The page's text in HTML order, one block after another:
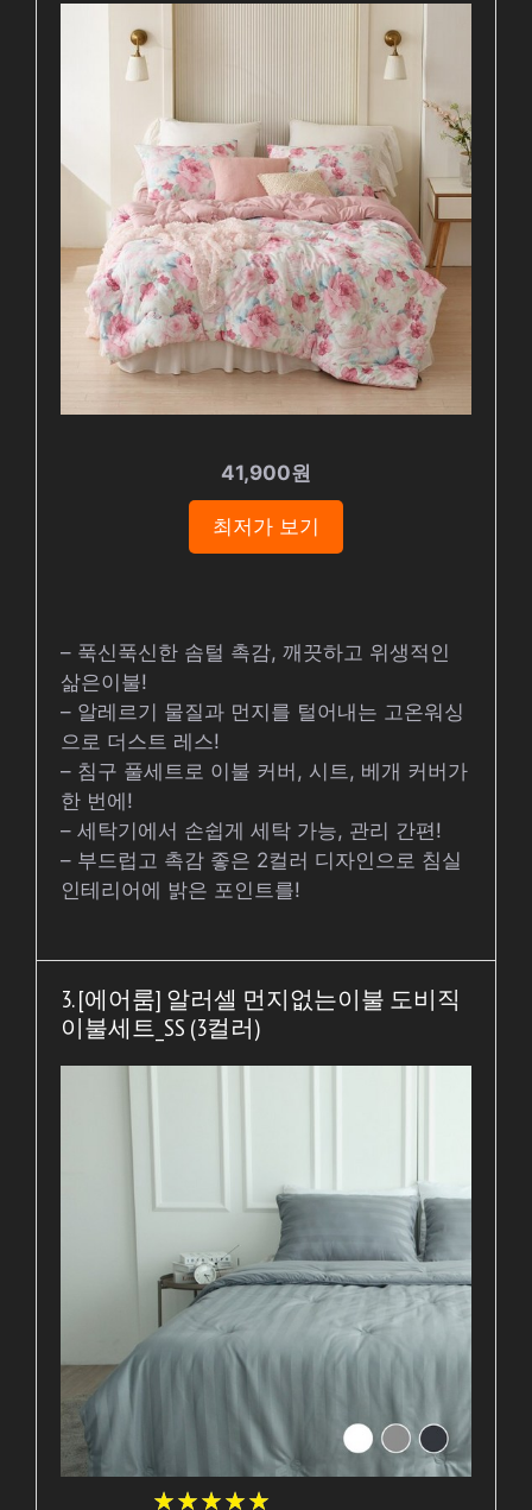
41,900원
최저가 보기
– 푹신푹신한 솜털 촉감, 깨끗하고 위생적인
삶은이불!
– 알레르기 물질과 먼지를 털어내는 고온워싱
으로 더스트 레스!
– 침구 풀세트로 이불 커버, 시트, 베개 커버가
한 번에!
– 세탁기에서 손쉽게 세탁 가능, 관리 간편!
– 부드럽고 촉감 좋은 2컬러 디자인으로 침실
인테리어에 밝은 포인트를!
3. [에어룸] 알러셀 먼지없는이불 도비직
이불세트_SS (3컬러)
★★★★★
★★★★★